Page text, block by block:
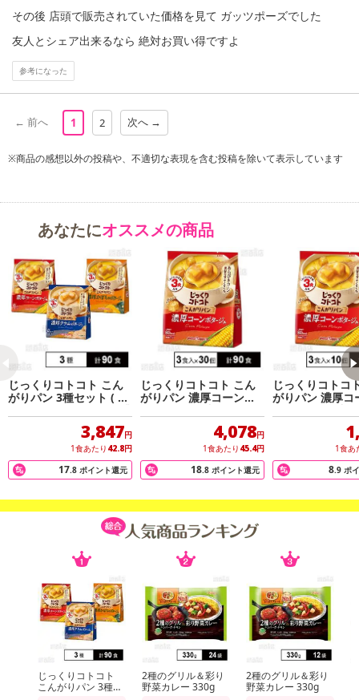
にご納得いただきましたうえでお申し込みください。
※パッケージ変更や商品リニューアル(成分など含む)等により、参考
の掲載画像や画像内のバーコードなど、お届け商品と多少異なる場
合がございます。
また、[新たな加工食品の原料原産地表示制度]の経過措置期間の終
了により、商品詳細内に記載の原産国・原材料の表記が旧表記の場
合がございます。
あらかじめご了承いただいた上でお申込みください。なお、本理由
※送料はお試し費用に含まれております。
クまとめて支払い、楽天ペイ、メルペイ、AEON Pay、Amazon Pa
yでお支払いの場合、決済のため外部サイトへ遷移します。
※予約商品は決済手段ごとに定められた決済期限日にお支払いを完
了することがございます。ご了承いただいたうえでお申し込みくだ
発送日カレンダー
その他共通および商品カテゴリー別注意事項（※必ずご確認くだ
さい）
こちらの情報は2026年07月09日 時点での情報となります。
その後 店頭で販売されていた価格を見て ガッツポーズでした
友人とシェア出来るなら 絶対お買い得ですよ
参考になった
← 前へ 1 2 次へ →
※商品の感想以外の投稿や、不適切な表現を含む投稿を除いて表示しています
あなたにオススメの商品
じっくりコトコト こん
がりパン 3種セット ( 濃
厚かぼちゃポタージュ /
濃厚クラムポタージュ )
3,847円
1食あたり 42.8円
17.8 ポイント還元
じっくりコトコト こん
がりパン 濃厚コーンポ
4,078円
1食あたり 45.4円
18.8 ポイント還元
じっくりコトコ
がりパン 濃厚コ
1食あ
8.9 ポ
じっくりコトコト
こんがりパン 3種セ
2種のグリル＆彩り
野菜カレー 330g
2種のグリル＆彩り
野菜カレー 330g